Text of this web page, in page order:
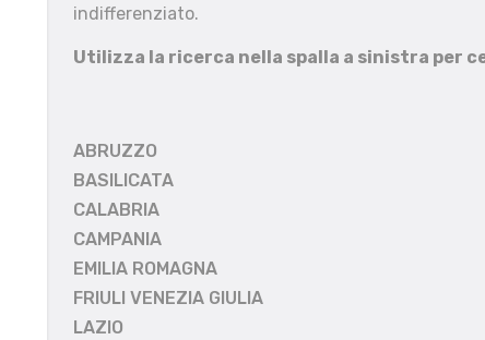
indifferenziato.
Utilizza la ricerca nella spalla a sinistra per
ABRUZZO
BASILICATA
CALABRIA
CAMPANIA
EMILIA ROMAGNA
FRIULI VENEZIA GIULIA
LAZIO